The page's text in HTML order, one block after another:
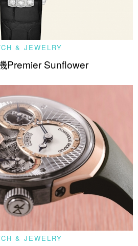
& JEWELRY
Premier Sunflower
& JEWELRY